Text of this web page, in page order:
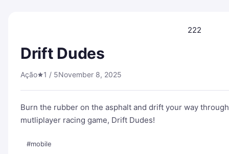
222
Drift Dudes
Ação 1 / 5November 8, 2025
Burn the rubber on the asphalt and drift your way
mutliplayer racing game, Drift Dudes!
#mobile